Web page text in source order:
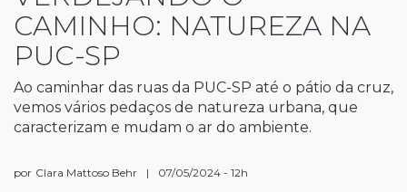
CAMINHO: NATUREZA NA
PUC-SP
Ao caminhar das ruas da PUC-SP até o pátio da cruz,
vemos vários pedaços de natureza urbana, que
caracterizam e mudam o ar do ambiente.
por Clara Mattoso Behr | 07/05/2024 - 12h